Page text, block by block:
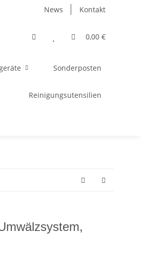
News Kontakt
0,00 €
Sonderposten
Reinigungsutensilien